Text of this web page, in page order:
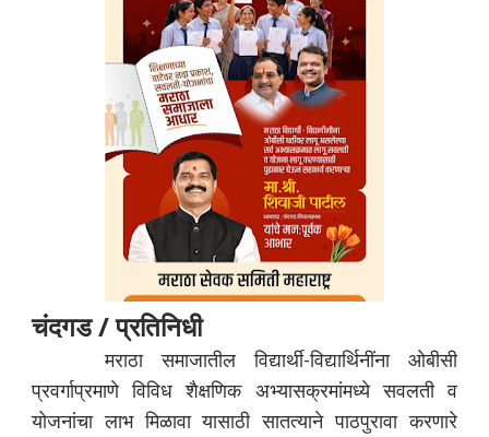
चंदगड / प्रतिनिधी
मराठा समाजातील विद्यार्थी-विद्यार्थिनींना ओबीसी
प्रवर्गाप्रमाणे विविध शैक्षणिक अभ्यासक्रमांमध्ये सवलती व
योजनांचा लाभ मिळावा यासाठी सातत्याने पाठपुरावा करणारे